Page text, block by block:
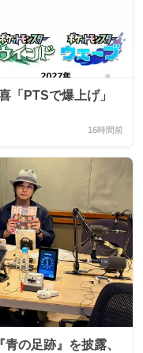
「PTSで爆上げ」
16時間前
の足跡』を披露、